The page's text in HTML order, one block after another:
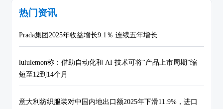
热门资讯
Prada集团2025年收益增长9.1％ 连续五年增长
lululemon称：借助自动化和 AI 技术可将“产品上市周期”缩
短至12到14个月
意大利纺织服装对中国内地出口额2025年下滑11.9%，进口